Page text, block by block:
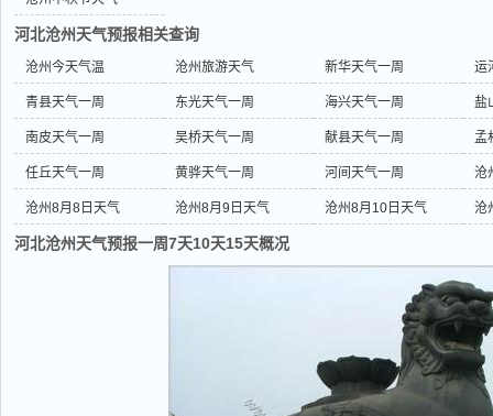
河北沧州天气预报相关查询
沧州今天气温 沧州旅游天气 新华天气一周 运
青县天气一周 东光天气一周 海兴天气一周 盐
南皮天气一周 吴桥天气一周 献县天气一周 孟
任丘天气一周 黄骅天气一周 河间天气一周 沧
沧州8月8日天气 沧州8月9日天气 沧州8月10日天气 沧
河北沧州天气预报一周7天10天15天概况